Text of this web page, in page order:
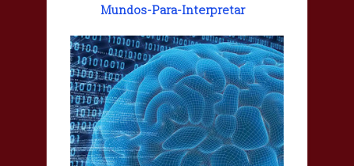
Mundos-Para-Interpretar